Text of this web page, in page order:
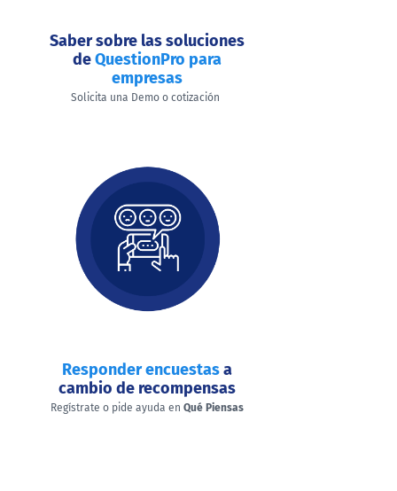
Saber sobre las soluciones
deQuestionPro para
empresas
Solicita una Demo o cotización
Responder encuestasa
cambio de recompensas
Regístrate o pide ayuda en Qué Piensas